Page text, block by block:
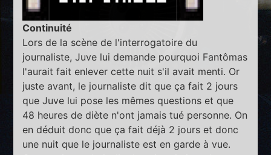
Continuité
Lors de la scène de l'interrogatoire du
journaliste, Juve lui demande pourquoi Fantômas
l'aurait fait enlever cette nuit s'il avait menti. Or
juste avant, le journaliste dit que ça fait 2 jours
que Juve lui pose les mêmes questions et que
48 heures de diète n'ont jamais tué personne. On
en déduit donc que ça fait déjà 2 jours et donc
une nuit que le journaliste est en garde à vue.